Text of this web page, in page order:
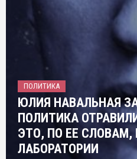
ПОЛИТИКА
ЮЛИЯ НАВАЛЬНАЯ
ПОЛИТИКА
ЭТО, ПО ЕЕ
ЛАБОРАТОРИИ